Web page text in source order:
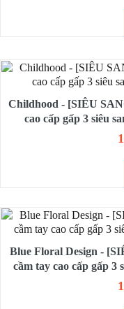
Childhood - [SIÊU
cao cấp gấp 3 siêu
Blue Floral Design -
cầm tay cao cấp gấp 3